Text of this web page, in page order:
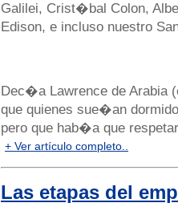
Galilei, Crist�bal Colon,
Edison, e incluso nuestro
Dec�a Lawrence de Arabia
que quienes sue�an
pero que hab�a que
+ Ver artículo completo..
Las etapas del